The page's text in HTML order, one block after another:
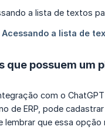
que possuem um
com o
de ERP, pode
lembrar que essa